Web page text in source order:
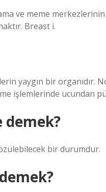
ve meme
Breast i.
yaygın bir organıdır.
işlemlerinde ucundan
demek?
bir durumdur.